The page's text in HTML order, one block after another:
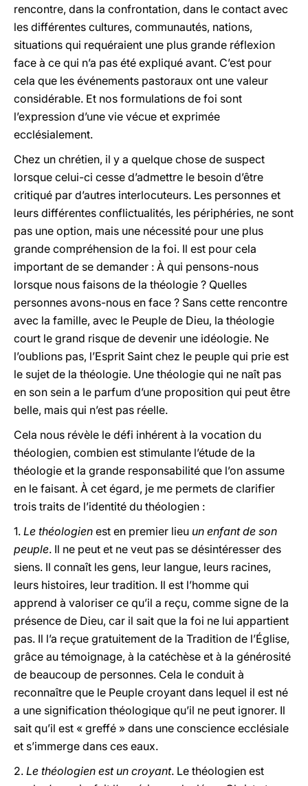
rencontre, dans la confrontation, dans le contact avec
les différentes cultures, communautés, nations,
situations qui requéraient une plus grande réflexion
face à ce qui n’a pas été expliqué avant. C’est pour
cela que les événements pastoraux ont une valeur
considérable. Et nos formulations de foi sont
l’expression d’une vie vécue et exprimée
ecclésialement.
Chez un chrétien, il y a quelque chose de suspect
lorsque celui-ci cesse d’admettre le besoin d’être
critiqué par d’autres interlocuteurs. Les personnes et
leurs différentes conflictualités, les périphéries, ne sont
pas une option, mais une nécessité pour une plus
grande compréhension de la foi. Il est pour cela
important de se demander : À qui pensons-nous
lorsque nous faisons de la théologie ? Quelles
personnes avons-nous en face ? Sans cette rencontre
avec la famille, avec le Peuple de Dieu, la théologie
court le grand risque de devenir une idéologie. Ne
l’oublions pas, l’Esprit Saint chez le peuple qui prie est
le sujet de la théologie. Une théologie qui ne naît pas
en son sein a le parfum d’une proposition qui peut être
belle, mais qui n’est pas réelle.
Cela nous révèle le défi inhérent à la vocation du
théologien, combien est stimulante l’étude de la
théologie et la grande responsabilité que l’on assume
en le faisant. À cet égard, je me permets de clarifier
trois traits de l’identité du théologien :
1. Le théologien est en premier lieu un enfant de son
peuple. Il ne peut et ne veut pas se désintéresser des
siens. Il connaît les gens, leur langue, leurs racines,
leurs histoires, leur tradition. Il est l’homme qui
apprend à valoriser ce qu’il a reçu, comme signe de la
présence de Dieu, car il sait que la foi ne lui appartient
pas. Il l’a reçue gratuitement de la Tradition de l’Église,
grâce au témoignage, à la catéchèse et à la générosité
de beaucoup de personnes. Cela le conduit à
reconnaître que le Peuple croyant dans lequel il est né
a une signification théologique qu’il ne peut ignorer. Il
sait qu’il est « greffé » dans une conscience ecclésiale
et s’immerge dans ces eaux.
2. Le théologien est un croyant. Le théologien est